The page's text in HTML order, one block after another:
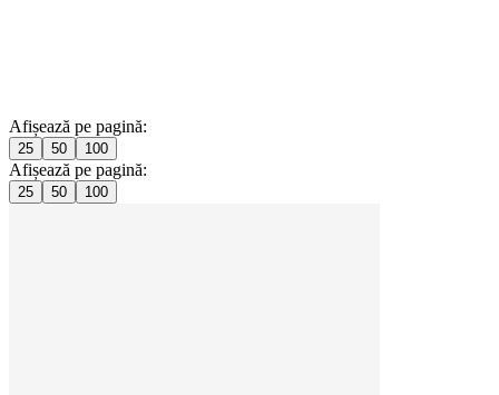
Afișează pe pagină:
25 50 100
Afișează pe pagină:
25 50 100